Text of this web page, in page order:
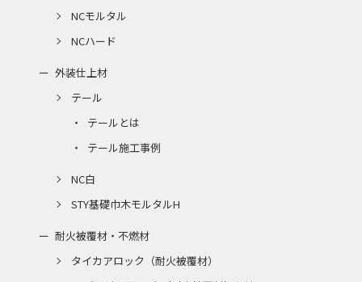
NCモルタル
NCハード
外装仕上材
テール
テールとは
テール施工事例
NC白
STY基礎巾木モルタルH
耐火被覆材・不燃材
タイカアロック（耐火被覆材）